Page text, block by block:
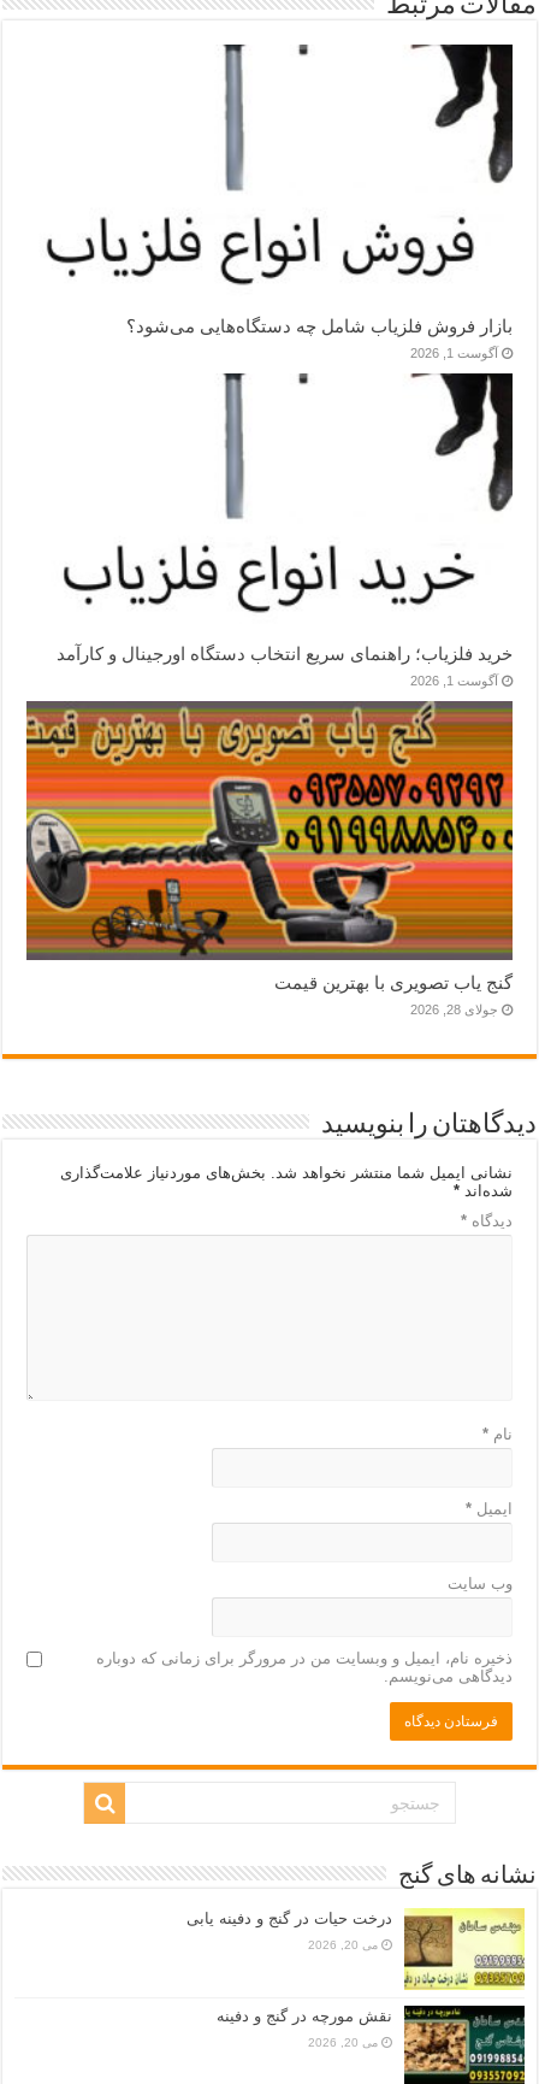
مقالات مرتبط
بازار فروش فلزیاب شامل چه دستگاه‌هایی می‌شود؟
آگوست 1, 2026
خرید فلزیاب؛ راهنمای سریع انتخاب دستگاه اورجینال و کارآمد
آگوست 1, 2026
گنج یاب تصویری با بهترین قیمت
جولای 28, 2026
دیدگاهتان را بنویسید
نشانی ایمیل شما منتشر نخواهد شد. بخش‌های موردنیاز علامت‌گذاری
شده‌اند*
دیدگاه*
نام*
ایمیل*
وب‌ سایت
ذخیره نام، ایمیل و وبسایت من در مرورگر برای زمانی که دوباره
دیدگاهی می‌نویسم.
نشانه های گنج
درخت حیات در گنج و دفینه یابی
می 20, 2026
نقش مورچه در گنج و دفینه
می 20, 2026